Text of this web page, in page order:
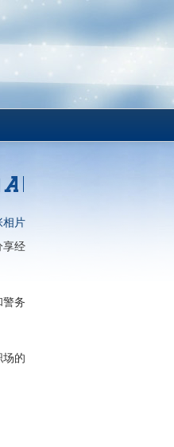
相片
享经
务
的